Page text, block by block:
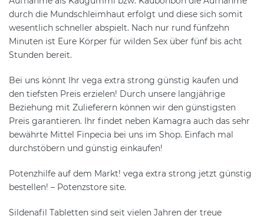
durch die Mundschleimhaut erfolgt und diese sich somit
wesentlich schneller abspielt. Nach nur rund fünfzehn
Minuten ist Eure Körper für wilden Sex über fünf bis acht
Stunden bereit.
Bei uns könnt Ihr vega extra strong günstig kaufen und
den tiefsten Preis erzielen! Durch unsere langjährige
Beziehung mit Zulieferern können wir den günstigsten
Preis garantieren. Ihr findet neben Kamagra auch das sehr
bewährte Mittel Finpecia bei uns im Shop. Einfach mal
durchstöbern und günstig einkaufen!
Potenzhilfe auf dem Markt! vega extra strong jetzt günstig
bestellen! – Potenzstore site.
Sildenafil Tabletten sind seit vielen Jahren der treue